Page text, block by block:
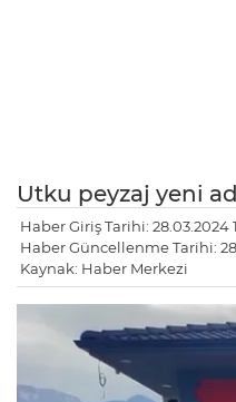
Utku peyzaj yeni
Haber Giriş Tarihi: 28.03.2024
Haber Güncellenme Tarihi:
Kaynak: Haber Merkezi